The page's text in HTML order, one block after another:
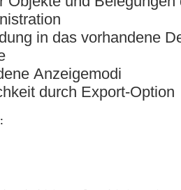
in das vorhandene
Anzeigemodi
durch Export-Option